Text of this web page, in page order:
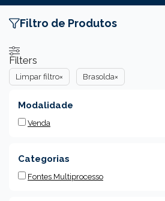
Pular
para
conteúdo
Filtro de Produtos
Filters
Limpar filtro× Brasolda×
Modalidade
Venda
Categorias
Fontes Multiprocesso